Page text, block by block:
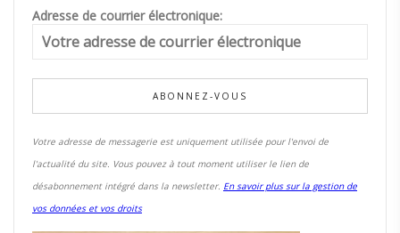
Adresse de courrier électronique:
Votre adresse de messagerie est uniquement utilisée pour l'envoi de
l'actualité du site. Vous pouvez à tout moment utiliser le lien de
désabonnement intégré dans la newsletter. En savoir plus sur la gestion de
vos données et vos droits